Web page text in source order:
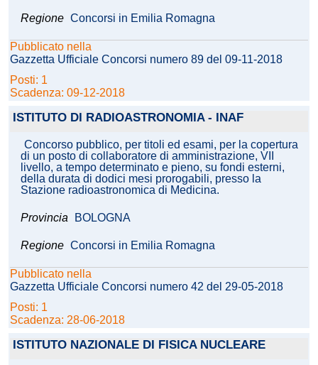
Regione Concorsi in Emilia Romagna
Pubblicato nella
Gazzetta Ufficiale Concorsi numero 89 del 09-11-2018
Posti: 1
Scadenza: 09-12-2018
ISTITUTO DI RADIOASTRONOMIA - INAF
Concorso pubblico, per titoli ed esami, per la copertura
di un posto di collaboratore di amministrazione, VII
livello, a tempo determinato e pieno, su fondi esterni,
della durata di dodici mesi prorogabili, presso la
Stazione radioastronomica di Medicina.
Provincia BOLOGNA
Regione Concorsi in Emilia Romagna
Pubblicato nella
Gazzetta Ufficiale Concorsi numero 42 del 29-05-2018
Posti: 1
Scadenza: 28-06-2018
ISTITUTO NAZIONALE DI FISICA NUCLEARE